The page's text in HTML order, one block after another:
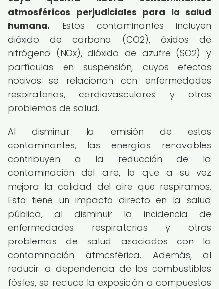
atmosféricos perjudiciales para la salud
humana. Estos contaminantes incluyen
dióxido de carbono (CO2), óxidos de
nitrógeno (NOx), dióxido de azufre (SO2) y
partículas en suspensión, cuyos efectos
nocivos se relacionan con enfermedades
respiratorias, cardiovasculares y otros
problemas de salud.
Al disminuir la emisión de estos
contaminantes, las energías renovables
contribuyen a la reducción de la
contaminación del aire, lo que a su vez
mejora la calidad del aire que respiramos.
Esto tiene un impacto directo en la salud
pública, al disminuir la incidencia de
enfermedades respiratorias y otros
problemas de salud asociados con la
contaminación atmosférica. Además, al
reducir la dependencia de los combustibles
fósiles, se reduce la exposición a compuestos